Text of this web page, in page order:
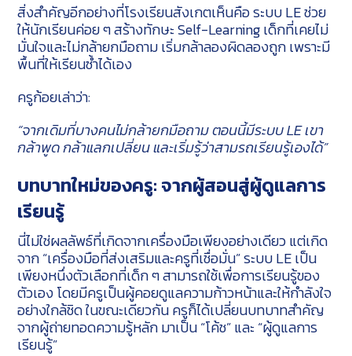
สิ่งสำคัญอีกอย่างที่โรงเรียนสังเกตเห็นคือ ระบบ LE ช่วย
ให้นักเรียนค่อย ๆ สร้างทักษะ Self-Learning เด็กที่เคยไม่
มั่นใจและไม่กล้ายกมือถาม เริ่มกล้าลองผิดลองถูก เพราะมี
พื้นที่ให้เรียนซ้ำได้เอง
ครูก้อยเล่าว่า:
“จากเดิมที่บางคนไม่กล้ายกมือถาม ตอนนี้มีระบบ LE เขา
กล้าพูด กล้าแลกเปลี่ยน และเริ่มรู้ว่าสามรถเรียนรู้เองได้”
บทบาทใหม่ของครู: จากผู้สอนสู่ผู้ดูแลการ
เรียนรู้
นี่ไม่ใช่ผลลัพธ์ที่เกิดจากเครื่องมือเพียงอย่างเดียว แต่เกิด
จาก “เครื่องมือที่ส่งเสริมและครูที่เชื่อมั่น” ระบบ LE เป็น
เพียงหนึ่งตัวเลือกที่เด็ก ๆ สามารถใช้เพื่อการเรียนรู้ของ
ตัวเอง โดยมีครูเป็นผู้คอยดูแลความก้าวหน้าและให้กำลังใจ
อย่างใกล้ชิด ในขณะเดียวกัน ครูก็ได้เปลี่ยนบทบาทสำคัญ
จากผู้ถ่ายทอดความรู้หลัก มาเป็น “โค้ช” และ “ผู้ดูแลการ
เรียนรู้”